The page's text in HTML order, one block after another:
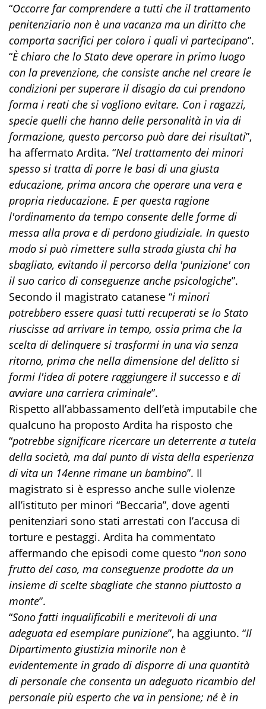
“Occorre far comprendere a tutti che il trattamento
penitenziario non è una vacanza ma un diritto che
comporta sacrifici per coloro i quali vi partecipano”.
“È chiaro che lo Stato deve operare in primo luogo
con la prevenzione, che consiste anche nel creare le
condizioni per superare il disagio da cui prendono
forma i reati che si vogliono evitare. Con i ragazzi,
specie quelli che hanno delle personalità in via di
formazione, questo percorso può dare dei risultati”,
ha affermato Ardita. “Nel trattamento dei minori
spesso si tratta di porre le basi di una giusta
educazione, prima ancora che operare una vera e
propria rieducazione. E per questa ragione
l'ordinamento da tempo consente delle forme di
messa alla prova e di perdono giudiziale. In questo
modo si può rimettere sulla strada giusta chi ha
sbagliato, evitando il percorso della 'punizione' con
il suo carico di conseguenze anche psicologiche”.
Secondo il magistrato catanese “i minori
potrebbero essere quasi tutti recuperati se lo Stato
riuscisse ad arrivare in tempo, ossia prima che la
scelta di delinquere si trasformi in una via senza
ritorno, prima che nella dimensione del delitto si
formi l'idea di potere raggiungere il successo e di
avviare una carriera criminale”.
Rispetto all’abbassamento dell’età imputabile che
qualcuno ha proposto Ardita ha risposto che
“potrebbe significare ricercare un deterrente a tutela
della società, ma dal punto di vista della esperienza
di vita un 14enne rimane un bambino”. Il
magistrato si è espresso anche sulle violenze
all’istituto per minori “Beccaria”, dove agenti
penitenziari sono stati arrestati con l’accusa di
torture e pestaggi. Ardita ha commentato
affermando che episodi come questo “non sono
frutto del caso, ma conseguenze prodotte da un
insieme di scelte sbagliate che stanno piuttosto a
monte”.
“Sono fatti inqualificabili e meritevoli di una
adeguata ed esemplare punizione”, ha aggiunto. “Il
Dipartimento giustizia minorile non è
evidentemente in grado di disporre di una quantità
di personale che consenta un adeguato ricambio del
personale più esperto che va in pensione; né è in